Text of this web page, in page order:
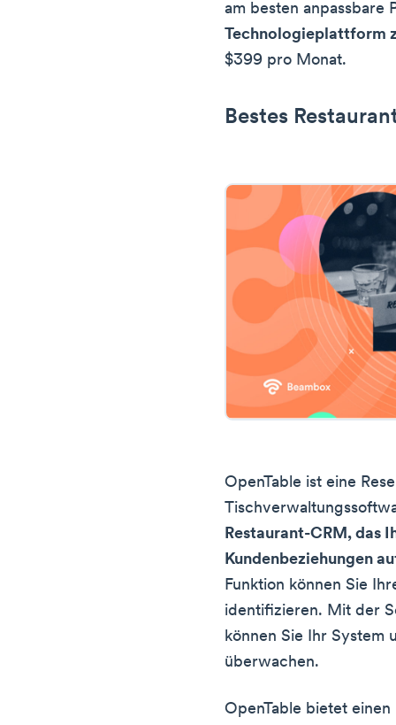
am besten anpassbare
Technologieplattform
$399 pro Monat.
Bestes
OpenTable ist eine
Restaurant-CRM, das
Kundenbeziehungen
Funktion können Sie
identifizieren. Mit der
können Sie Ihr System
überwachen.
OpenTable bietet